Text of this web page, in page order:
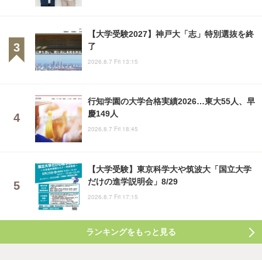
【大学受験2027】神戸大「志」特別選抜を終
了
2026.8.7 Fri 13:15
行知学園の大学合格実績2026…東大55人、早
慶149人
2026.8.7 Fri 18:45
【大学受験】東京科学大や筑波大「国立大学
だけの進学説明会」8/29
2026.8.7 Fri 17:15
ランキングをもっと見る